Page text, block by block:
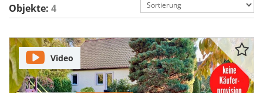
Objekte: 4
Video